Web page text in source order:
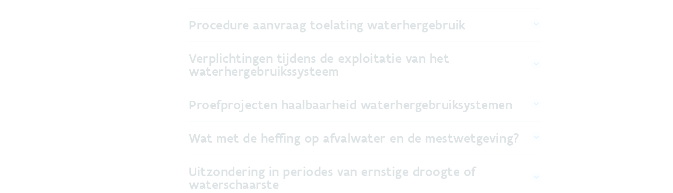
Procedure aanvraag toelating waterhergebruik
Verplichtingen tijdens de exploitatie van het
waterhergebruikssysteem
Proefprojecten haalbaarheid waterhergebruiksystemen
Wat met de heffing op afvalwater en de mestwetgeving?
Uitzondering in periodes van ernstige droogte of
waterschaarste